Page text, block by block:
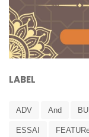
LABEL
ADV And
ESSAI